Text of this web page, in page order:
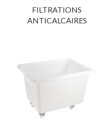
FILTRATIONS
ANTICALCAIRES